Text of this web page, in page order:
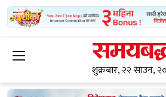
शुक्रबार, २२ साउन,